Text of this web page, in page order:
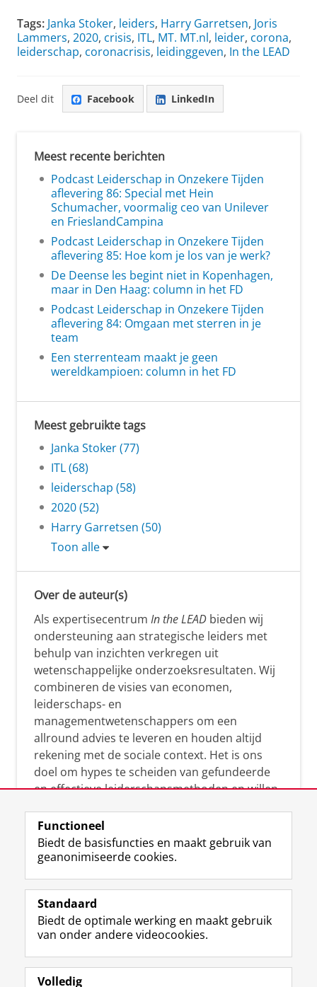
Tags: Janka Stoker, leiders, Harry Garretsen, Joris
Lammers, 2020, crisis, ITL, MT. MT.nl, leider, corona,
leiderschap, coronacrisis, leidinggeven, In the LEAD
Deel dit Facebook LinkedIn
Meest recente berichten
Podcast Leiderschap in Onzekere Tijden
aflevering 86: Special met Hein
Schumacher, voormalig ceo van Unilever
en FrieslandCampina
Podcast Leiderschap in Onzekere Tijden
aflevering 85: Hoe kom je los van je werk?
De Deense les begint niet in Kopenhagen,
maar in Den Haag: column in het FD
Podcast Leiderschap in Onzekere Tijden
aflevering 84: Omgaan met sterren in je
team
Een sterrenteam maakt je geen
wereldkampioen: column in het FD
Meest gebruikte tags
Janka Stoker (77)
ITL (68)
leiderschap (58)
2020 (52)
Harry Garretsen (50)
Toon alle
Over de auteur(s)
Als expertisecentrum In the LEAD bieden wij
ondersteuning aan strategische leiders met
behulp van inzichten verkregen uit
wetenschappelijke onderzoeksresultaten. Wij
combineren de visies van economen,
leiderschaps- en
managementwetenschappers om een
allround advies te leveren en houden altijd
rekening met de sociale context. Het is ons
doel om hypes te scheiden van gefundeerde
en effectieve leiderschapsmethoden en willen
manier te reageren op economische en
maatschappelijke kwesties. Samen tillen wij
het leiderschap in uw organisatie naar een
Functioneel
Biedt de basisfuncties en maakt gebruik van
geanonimiseerde cookies.
Standaard
Biedt de optimale werking en maakt gebruik
van onder andere videocookies.
Volledig